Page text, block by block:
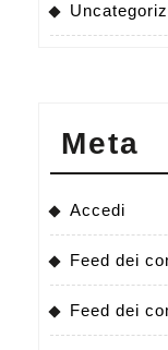
Meta
Accedi
Feed dei
Feed dei